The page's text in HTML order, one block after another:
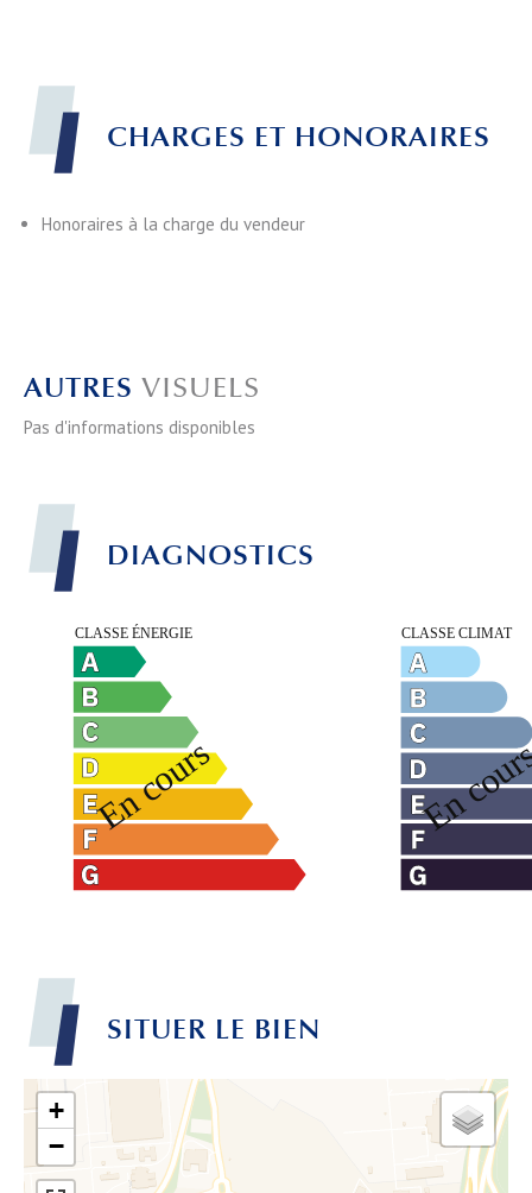
CHARGES ET HONORAIRES
Honoraires à la charge du vendeur
AUTRES VISUELS
Pas d'informations disponibles
DIAGNOSTICS
SITUER LE BIEN
+
−